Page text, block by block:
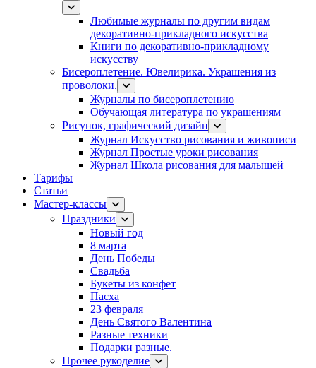
Любимые журналы по другим видам
декоративно-прикладного искусства
Книги по декоративно-прикладному
искусству
Бисероплетение. Ювелирика. Украшения из
проволоки.
Журналы по бисероплетению
Обучающая литература по украшениям
Рисунок, графический дизайн
Журнал Искусство рисования и живописи
Журнал Простые уроки рисования
Журнал Школа рисования для малышей
Тарифы
Статьи
Мастер-классы
Праздники
Новый год
8 марта
День Победы
Свадьба
Букеты из конфет
Пасха
23 февраля
День Святого Валентина
Разные техники
Подарки разные.
Прочее рукоделие